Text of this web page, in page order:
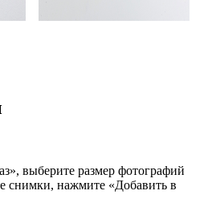
выберите размер фотографий
снимки, нажмите «Добавить в